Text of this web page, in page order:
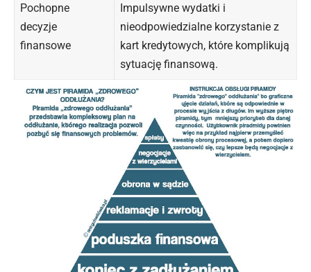
Pochopne
decyzje
finansowe
Impulsywne wydatki i
nieodpowiedzialne korzystanie z
kart kredytowych, które komplikują
sytuację finansową.